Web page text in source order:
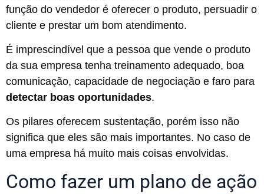
função do vendedor é oferecer o produto, persuadir o
cliente e prestar um bom atendimento.
É imprescindível que a pessoa que vende o produto
da sua empresa tenha treinamento adequado, boa
comunicação, capacidade de negociação e faro para
detectar boas oportunidades.
Os pilares oferecem sustentação, porém isso não
significa que eles são mais importantes. No caso de
uma empresa há muito mais coisas envolvidas.
Como fazer um plano de ação